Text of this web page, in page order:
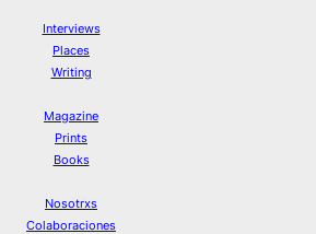
Interviews
Places
Writing
Magazine
Prints
Books
Nosotrxs
Colaboraciones